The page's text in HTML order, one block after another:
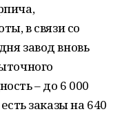
в связи со
завод вновь
– до 6 000
заказы на 640